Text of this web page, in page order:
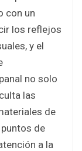
con un
los reflejos
y el
no solo
las
de
de
a la